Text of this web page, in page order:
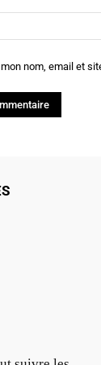
nom, email et